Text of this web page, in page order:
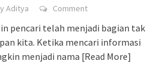
Aditya Comment
pencari telah menjadi bagian tak
kita. Ketika mencari informasi
menjadi nama [Read More]